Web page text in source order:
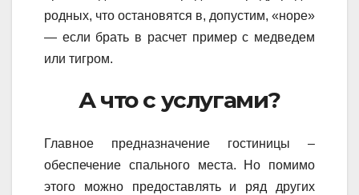
родных, что остановятся в, допустим, «норе»
— если брать в расчет пример с медведем
или тигром.
А что с услугами?
Главное предназначение гостиницы –
обеспечение спального места. Но помимо
этого можно предоставлять и ряд других